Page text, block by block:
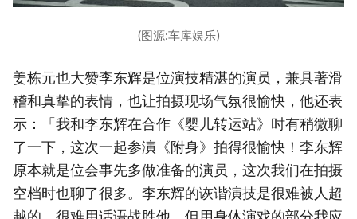
(图源:车库娱乐)
姜栋元也大赞李东辉是位演技精湛的演员，兼具著滑
稽和真挚的表情，也让拍摄现场气氛很愉快，他还表
示：「我和李东辉在合作《婴儿转运站》时有稍微聊
了一下，这次一起参演《附身》拍得很愉快！李东辉
原本就是位会事先多做准备的演员，这次我们在拍摄
空档时也聊了很多。李东辉的诙谐演技是很难被人超